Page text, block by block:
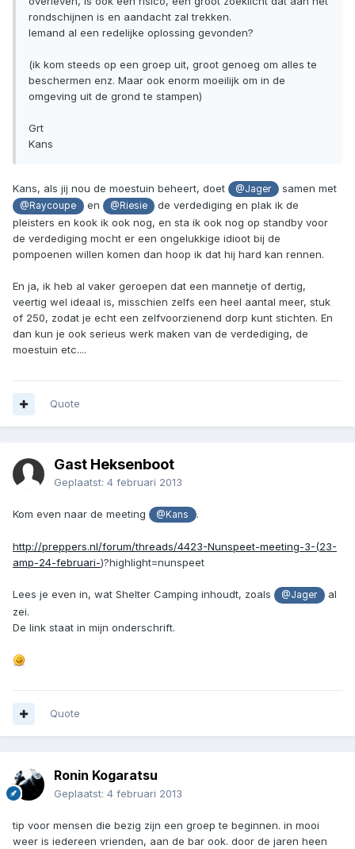
rondschijnen is en aandacht zal trekken.
Iemand al een redelijke oplossing gevonden?
(ik kom steeds op een groep uit, groot genoeg om alles te
beschermen enz. Maar ook enorm moeilijk om in de
omgeving uit de grond te stampen)
Grt
Kans
Kans, als jij nou de moestuin beheert, doet @Jager samen met
@Raycoupe en @Riesie
de verdediging en plak ik de
pleisters en kook ik ook nog, en sta ik ook nog op standby voor
de verdediging mocht er een ongelukkige idioot bij de
pompoenen willen komen dan hoop ik dat hij hard kan rennen.
En ja, ik heb al vaker geroepen dat een mannetje of dertig,
veertig wel ideaal is, misschien zelfs een heel aantal meer, stuk
of 250, zodat je echt een zelfvoorzienend dorp kunt stichten. En
dan kun je ook serieus werk maken van de verdediging, de
moestuin etc....
Quote
Gast Heksenboot
Geplaatst: 4 februari 2013
Kom even naar de meeting @Kans .
http://preppers.nl/forum/threads/4423-Nunspeet-meeting-3-(23-
amp-24-februari-)?highlight=nunspeet
Lees je even in, wat Shelter Camping inhoudt, zoals @Jager
al
zei.
De link staat in mijn onderschrift.
Quote
Ronin Kogaratsu
Geplaatst: 4 februari 2013
tip voor mensen die bezig zijn een groep te beginnen. in mooi
weer is iedereen vrienden, aan de bar ook. door de jaren heen